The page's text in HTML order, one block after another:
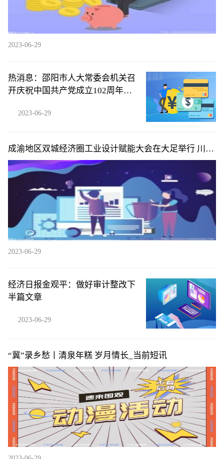
2023-06-29
热消息：邵阳市人大常委会机关召
开庆祝中国共产党成立102周年暨
2023-06-29
成渝地区双城经济圈工业设计赋能大会在大足举行 川渝
携手点燃工业增长新动力-全球观察
2023-06-29
经济日报金观平：做好审计整改下
半篇文章
2023-06-29
“冀”录乡愁丨清泉年糕 岁月情长_当前短讯